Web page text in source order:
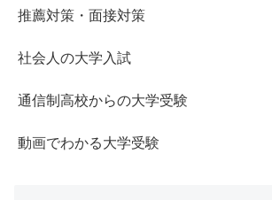
推薦対策・面接対策
社会人の大学入試
通信制高校からの大学受験
動画でわかる大学受験